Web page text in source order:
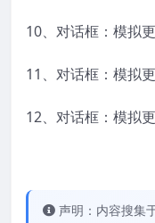
10、对话框：模拟
11、对话框：模拟
12、对话框：模拟
声明：内容搜集